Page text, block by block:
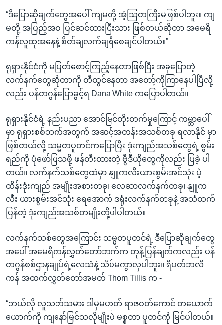
“ဒီပြောဆိုချက်တွေအပေါ် ကျမတို့ အံ့သြတကြီးမဖြစ်ပါဘူး။ ကျ
မတို့ အပြည့်အဝ ပြင်ဆင်ထားပြီးသား ဖြစ်တယ်ဆိုတာ အမေရိ
ကန်လူထုအနေနဲ့ စိတ်ချလက်ချရှိစေချင်ပါတယ်။”
ရုရှားနိုင်ငံကို မပြတ်စောင့်ကြည့်နေတာဖြစ်ပြီး အခုပြောတဲ့
လက်နက်တွေဆိုတာကို တီထွင်နေတာ အတော့်ကိုကြာနေပါပြီလို့
လည်း ပန်တဂွန်ပြောခွင့်ရ Dana White ကပြောပါတယ်။
ရုရှားနိုင်ငံရဲ့ နည်းပညာ အောင်မြင်တိုးတက်မှုကြောင့် ကမ္ဘာပေါ်
မှာ ရုရှားစစ်ဘက်အတွက် အဆင့်အတန်းအသစ်တခု ရလာနိုင် မှာ
ဖြစ်တယ်လို့ သမ္မတပူတင်ကပြောပြီး ဒုံးကျည်အသစ်တွေရဲ့ စွမ်း
ရည်ကို ပုံဖော်ပြသဖို့ ဖန်တီးထားတဲ့ ဗွီဒီယိုတွေကိုလည်း ပြခဲ့ ပါ
တယ်။ လက်နက်သစ်တွေထဲမှာ နျူကလီးယားစွမ်းအင်သုံး ပဲ့
ထိန်းဒုံးကျည် အမျိုးအစားတခု၊ လေဆာလက်နက်တခု၊ နျူက
လီး ယားစွမ်းအင်သုံး ရေအောက် ဒရုံးလက်နက်တခုနဲ့ အသံထက်
ပြန်တဲ့ ဒုံးကျည်အသစ်တမျိုးတို့ပါပါတယ်။
လက်နက်သစ်တွေအကြောင်း သမ္မတပူတင်ရဲ့ ဒီပြောဆိုချက်တွေ
အပေါ် အမေရိကန်လွှတ်တော်ဘက်က တုန့်ပြန်ချက်ကလည်း ပန်
တဂွန်စစ်ဌာနချုပ်ရဲ့လေသံနဲ့ သိပ်မကွာလှပါဘူး။ ရီပတ်ဘလီ
ကန် အထက်လွှတ်တော်အမတ် Thom Tillis က -
“ဘယ်လို လူသတ်သမား ဒါမှမဟုတ် ရာဇဝတ်ကောင် တယောက်
ယောက်ကို ကျနော်မြင်သလိုမျိုးပဲ မစ္စတာ ပူတင်ကို မြင်ပါတယ်။